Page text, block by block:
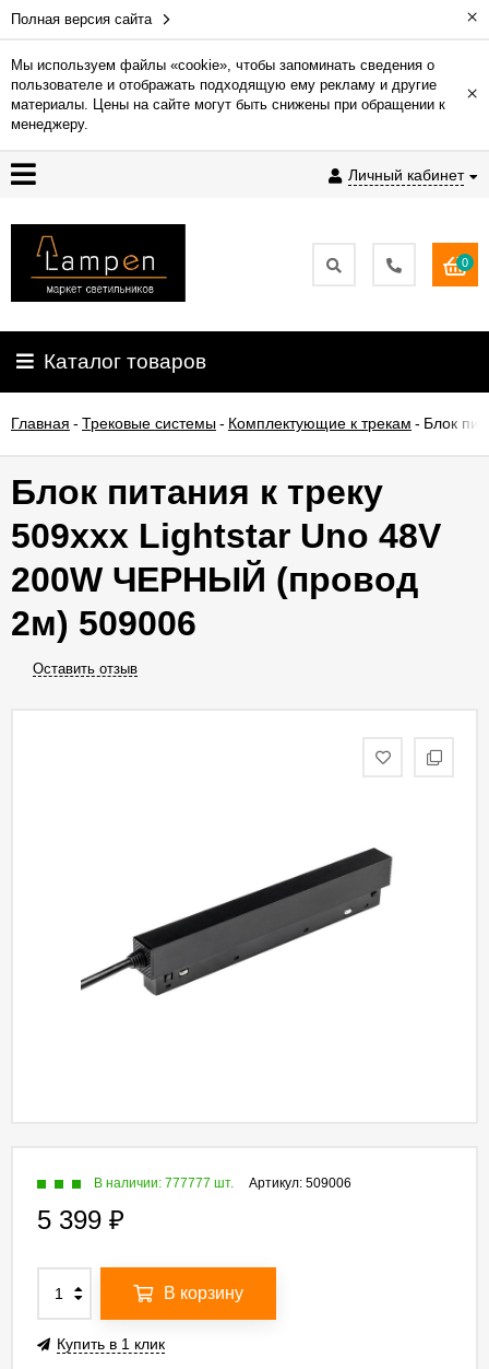
Полная версия сайта ×
Мы используем файлы «cookie», чтобы запоминать сведения о
пользователе и отображать подходящую ему рекламу и другие
материалы. Цены на сайте могут быть снижены при обращении к
менеджеру.
×
Личный кабинет
Гарантия
Доставка
и
Контакты
освещения
О
0
Каталог товаров
Главная - Трековые системы- Комплектующие к трекам - Блок
Блок питания к треку
509ххх Lightstar Uno 48V
200W ЧЕРНЫЙ (провод
2м) 509006
Оставить отзыв
Артикул: 509006
В наличии: 777777 шт.
5 399 ₽
В корзину
Купить в 1 клик